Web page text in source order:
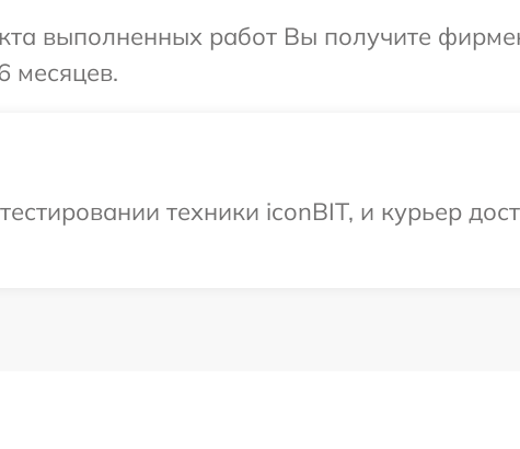
выполненных работ Вы получите
месяцев.
техники iconBIT, и курьер